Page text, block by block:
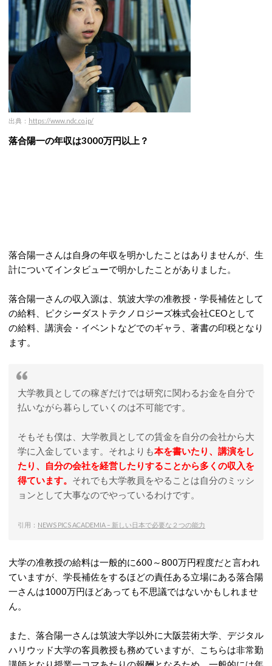
出典： https://www.ndc.co.jp/
落合陽一の年収は3000万円以上？
落合陽一さんは自身の年収を明かしたことはありませんが、生
計についてインタビューで明かしたことがありました。
落合陽一さんの収入源は、筑波大学の准教授・学長補佐として
の給料、ピクシーダストテクノロジーズ株式会社CEOとして
の給料、講演会・イベントなどでのギャラ、著書の印税となり
ます。
大学教員としての稼ぎだけでは研究に関わるお金を自分で
払いながら暮らしていくのは不可能です。
そもそも僕は、大学教員としての賃金を自分の会社から大
学に入金しています。それよりも本を書いたり、講演をし
たり、自分の会社を経営したりすることから多くの収入を
得ています。 それでも大学教員をやることは自分のミッシ
ョンとして大事なのでやっているわけです。
引用： NEWS PICS ACADEMIA – 新しい日本で必要な２つの能力
大学の准教授の給料は一般的に600～800万円程度だと言われ
ていますが、学長補佐をするほどの責任ある立場にある落合陽
一さんは1000万円ほどあっても不思議ではないかもしれませ
ん。
また、落合陽一さんは筑波大学以外に大阪芸術大学、デジタル
ハリウッド大学の客員教授も務めていますが、こちらは非常勤